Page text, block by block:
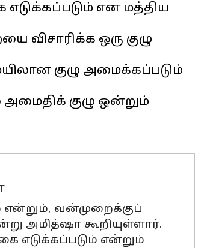
என மத்திய
விசாரிக்க ஒரு குழு
குழு அமைக்கப்படும்
அமைதிக் குழு ஒன்றும்
என்றும், வன்முறைக்குப்
அமித்ஷா கூறியுள்ளார்.
எடுக்கப்படும் என்றும்